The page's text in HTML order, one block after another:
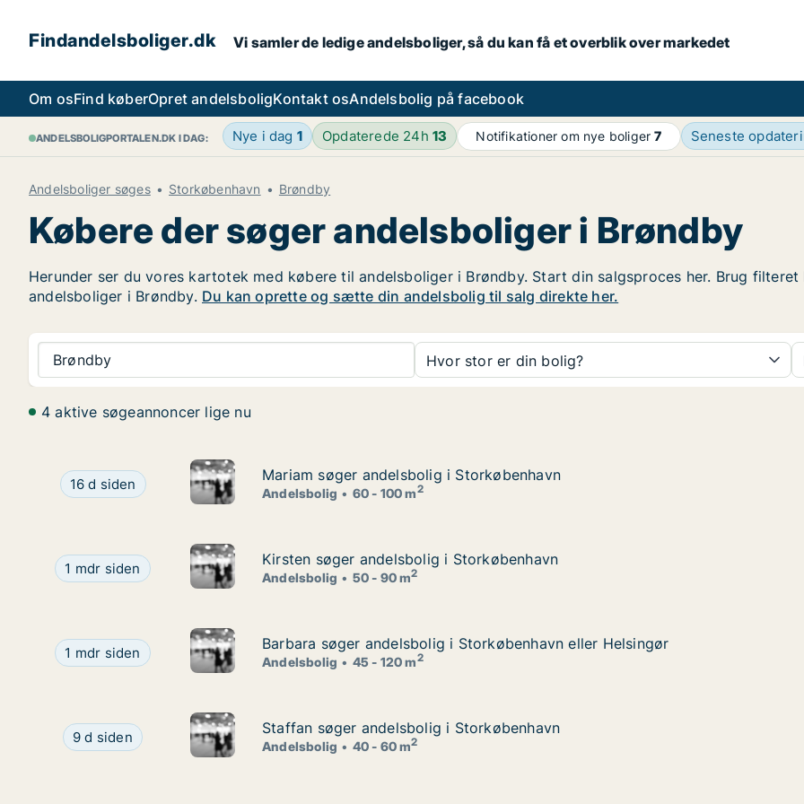
Findandelsboliger.dk Vi samler de ledige andelsboliger, så du kan få et overblik over markedet
Om osFind køberOpret andelsboligKontakt osAndelsbolig på facebook
ANDELSBOLIGPORTALEN.DK I DAG: Nye i dag 1 Opdaterede 24h13 Notifikationer om nye boliger7 Seneste
Andelsboliger søges Storkøbenhavn Brøndby
Købere der søger andelsboliger i Brøndby
Herunder ser du vores kartotek med købere til andelsboliger i Brøndby. Start din salgsproces her. Brug
andelsboliger i Brøndby. Du kan oprette og sætte din andelsbolig til salg direkte her.
Brøndby Hvor stor er din bolig?
4 aktive søgeannoncer lige nu
Mariam søger andelsbolig i Storkøbenhavn
16 d siden
Mariam søger andelsbolig i Storkøbenhavn
Mariam søger andelsbolig i Storkøbenhavn
Andelsbolig 60 - 100 m2
Kirsten søger andelsbolig i Storkøbenhavn
1 mdr siden
Kirsten søger andelsbolig i Storkøbenhavn
Kirsten søger andelsbolig i Storkøbenhavn
Andelsbolig 50 - 90 m2
Barbara søger andelsbolig i Storkøbenhavn eller Helsingør
1 mdr siden
Barbara søger andelsbolig i Storkøbenhavn eller Helsingør
Barbara søger andelsbolig i Storkøbenhavn eller Helsingør
Andelsbolig 45 - 120 m2
Staffan søger andelsbolig i Storkøbenhavn
9 d siden
Staffan søger andelsbolig i Storkøbenhavn
Staffan søger andelsbolig i Storkøbenhavn
Andelsbolig 40 - 60 m2